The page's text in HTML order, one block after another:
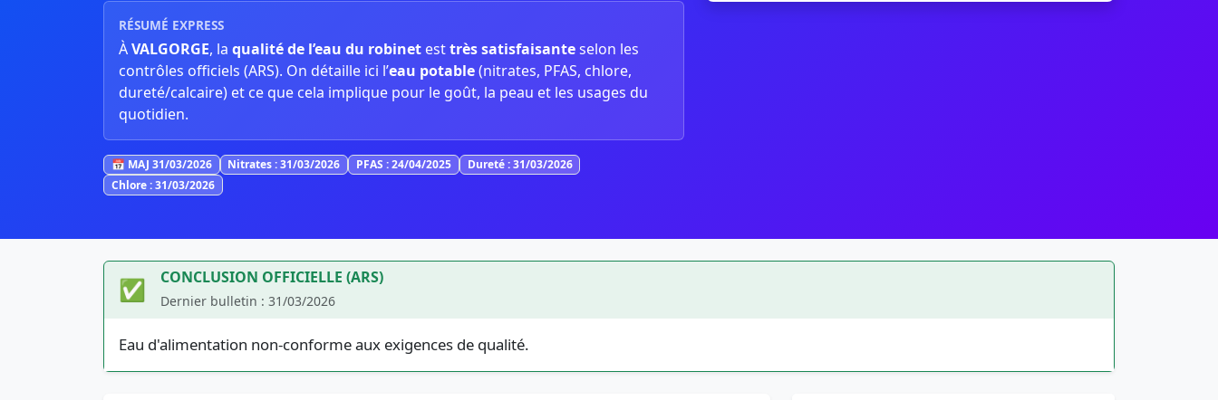
RÉSUMÉ EXPRESS
ÀVALGORGE, la qualité de l’eau du robinet esttrès satisfaisanteselon les
contrôles officiels (ARS). On détaille ici l’eau potable(nitrates, PFAS, chlore,
dureté/calcaire) et ce que cela implique pour le goût, la peau et les usages du
quotidien.
📅 MAJ 31/03/2026 Nitrates : 31/03/2026 PFAS : 24/04/2025
Dureté : 31/03/2026
Chlore : 31/03/2026
✅ CONCLUSION OFFICIELLE (ARS)
Dernier bulletin : 31/03/2026
Eau d'alimentation non-conforme aux exigences de qualité.